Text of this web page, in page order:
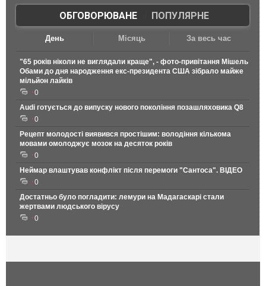
ОБГОВОРЮВАНЕ| ПОПУЛЯРНЕ
День Місяць За весь час
"65 років ніколи не виглядали краще", - фото-привітання Мішель
Обами до дня народження екс-президента США зібрало майже
мільйон лайків
0
Audi готується до випуску нового покоління позашляховика Q8
0
Рецепт молодості виявився простішим: володіння кількома
мовами омолоджує мозок на десяток років
0
Неймар влаштував конфлікт після перемоги "Сантоса". ВІДЕО
0
Достатньо було погладити: лемури на Мадагаскарі стали
жертвами людського вірусу
0